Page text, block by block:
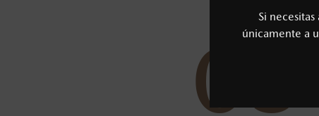
Si
únicamente a
03